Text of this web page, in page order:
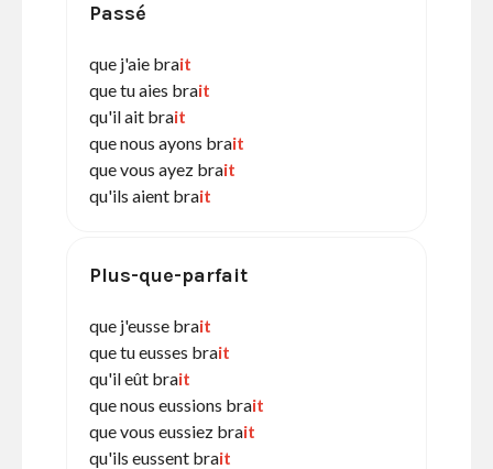
Passé
que j'aie brait
que tu aies brait
qu'il ait brait
que nous ayons brait
que vous ayez brait
qu'ils aient brait
Plus-que-parfait
que j'eusse brait
que tu eusses brait
qu'il eût brait
que nous eussions brait
que vous eussiez brait
qu'ils eussent brait